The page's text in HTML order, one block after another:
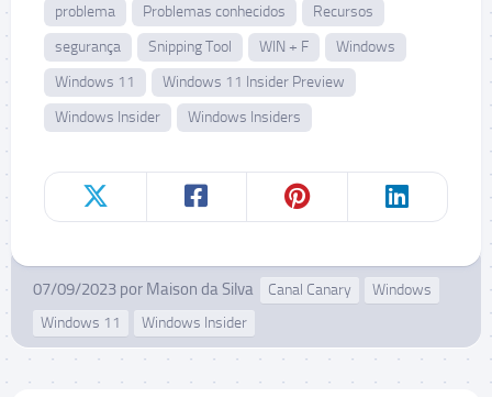
problema
Problemas conhecidos
Recursos
segurança
Snipping Tool WIN + F
Windows
Windows 11
Windows 11 Insider Preview
Windows Insider
Windows Insiders
07/09/2023 por Maison da Silva Canal Canary
Windows
Windows 11
Windows Insider